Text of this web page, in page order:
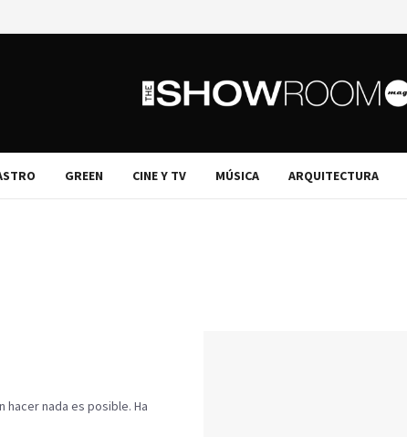
GREEN CINE Y TV MÚSICA ARQUITECTURA
hacer nada es posible. Ha